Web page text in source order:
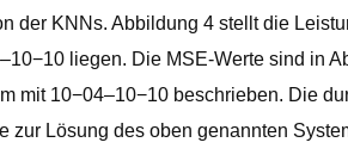
KNNs. Abbildung 4 stellt die
liegen. Die MSE-Werte sind in
mit 10−04–10−10 beschrieben. Die
zur Lösung des oben genannten